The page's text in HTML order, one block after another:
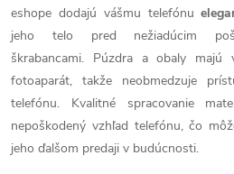
eshope dodajú vášmu telefónu
jeho telo pred nežiadúcim
škrabancami. Púzdra a obaly
fotoaparát, takže neobmedzuje
telefónu. Kvalitné spracovanie
nepoškodený vzhľad telefónu, čo
jeho ďalšom predaji v budúcnosti.